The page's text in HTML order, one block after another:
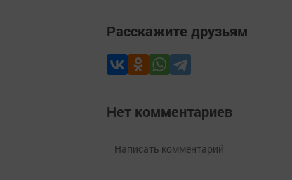
Расскажите друзьям
Нет комментариев